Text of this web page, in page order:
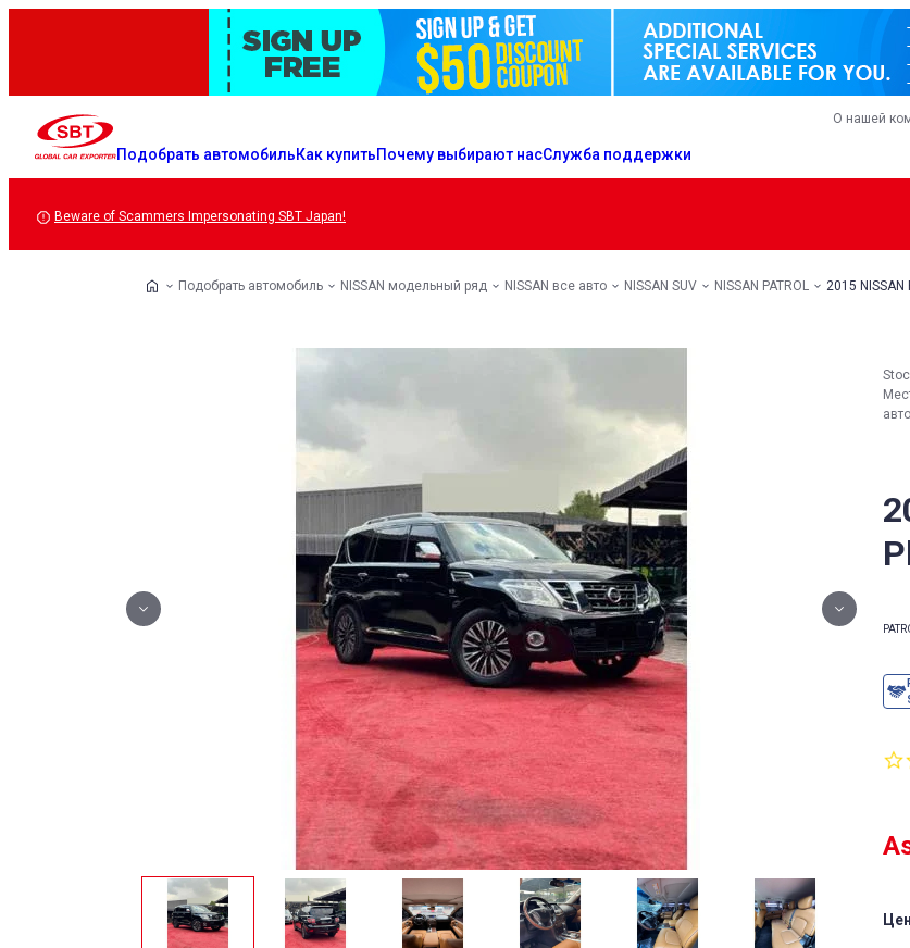
Подобрать автомобильКак купитьПочему выбирают насСлужба поддержки
О нашей
Beware of Scammers Impersonating SBT Japan!
Подобрать автомобиль NISSAN модельный ряд NISSAN все авто NISSAN SUV NISSAN PATROL 2015 NISSAN